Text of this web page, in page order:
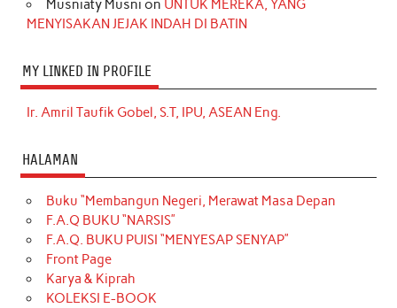
Musniaty Musni on UNTUK MEREKA, YANG
MENYISAKAN JEJAK INDAH DI BATIN
MY LINKED IN PROFILE
Ir. Amril Taufik Gobel, S.T, IPU, ASEAN Eng.
HALAMAN
Buku “Membangun Negeri, Merawat Masa Depan
F.A.Q BUKU “NARSIS”
F.A.Q. BUKU PUISI “MENYESAP SENYAP”
Front Page
Karya & Kiprah
KOLEKSI E-BOOK